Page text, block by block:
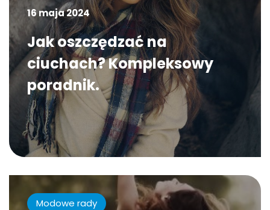
16 maja 2024
Jak oszczędzać na
ciuchach? Kompleksowy
poradnik.
Modowe rady